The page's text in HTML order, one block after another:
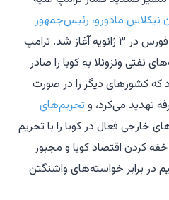
نیکلاس مادورو، رئیس‌جمهور
و همسرش توسط دلتا فورس در ۳ ژانویه آغاز شد. ترامپ
ونزوئلا به کوبا را صادر
که کشورهای دیگر را در صورت
تهدید می‌کرد، و تحریم‌های
خارجی فعال در کوبا را با تحریم
کردن اقتصاد کوبا و مجبور
در برابر خواسته‌های واشنگتن